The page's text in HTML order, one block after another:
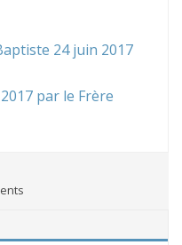
24 juin 2017
par le Frère